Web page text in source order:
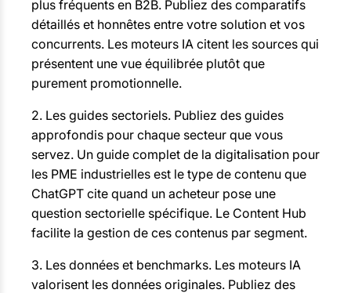
plus fréquents en B2B. Publiez des comparatifs
détaillés et honnêtes entre votre solution et vos
concurrents. Les moteurs IA citent les sources qui
présentent une vue équilibrée plutôt que
purement promotionnelle.
2. Les guides sectoriels. Publiez des guides
approfondis pour chaque secteur que vous
servez. Un guide complet de la digitalisation pour
les PME industrielles est le type de contenu que
ChatGPT cite quand un acheteur pose une
question sectorielle spécifique. Le Content Hub
facilite la gestion de ces contenus par segment.
3. Les données et benchmarks. Les moteurs IA
valorisent les données originales. Publiez des